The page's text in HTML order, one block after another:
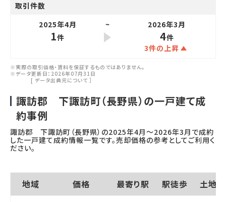
取引件数
2025年4月
1件
2026年3月
4件
3件の上昇
※実際の取引価格・賃料を保証するものではありません。
※データ更新日：2026年07月31日
[ データ出典元について ］
諏訪郡 下諏訪町（長野県）の一戸建て成
約事例
諏訪郡 下諏訪町（長野県）の2025年4月～2026年3月 で成約
した一戸建て成約情報一覧です。売却価格の参考としてご利用く
ださい。
地域 価格 最寄り駅 駅徒歩 土地